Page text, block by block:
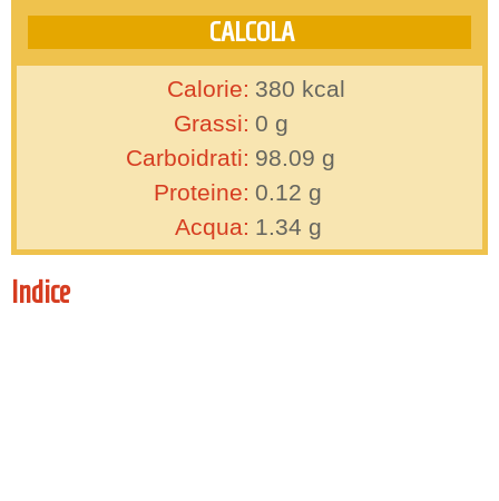
Calorie: 380 kcal
Grassi: 0 g
Carboidrati: 98.09 g
Proteine: 0.12 g
Acqua: 1.34 g
Indice